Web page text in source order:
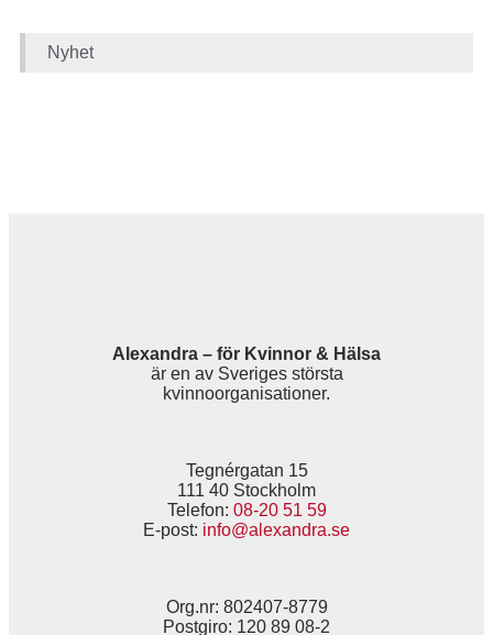
Nyhet
Alexandra – för Kvinnor & Hälsa
är en av Sveriges största
kvinnoorganisationer.
Tegnérgatan 15
111 40 Stockholm
Telefon: 08-20 51 59
E-post: info@alexandra.se
Org.nr: 802407-8779
Postgiro: 120 89 08-2